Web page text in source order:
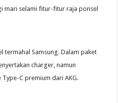
mari selami fitur-fitur raja ponsel
termahal Samsung. Dalam paket
charger, namun
C premium dari AKG.